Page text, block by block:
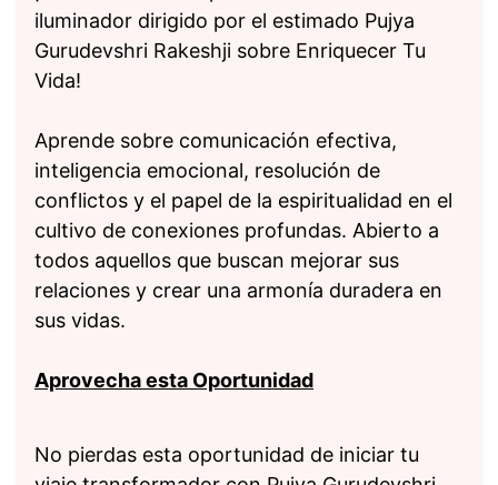
iluminador dirigido por el estimado Pujya
Gurudevshri Rakeshji sobre Enriquecer Tu
Vida!
Aprende sobre comunicación efectiva,
inteligencia emocional, resolución de
conflictos y el papel de la espiritualidad en el
cultivo de conexiones profundas. Abierto a
todos aquellos que buscan mejorar sus
relaciones y crear una armonía duradera en
sus vidas.
Aprovecha esta Oportunidad
No pierdas esta oportunidad de iniciar tu